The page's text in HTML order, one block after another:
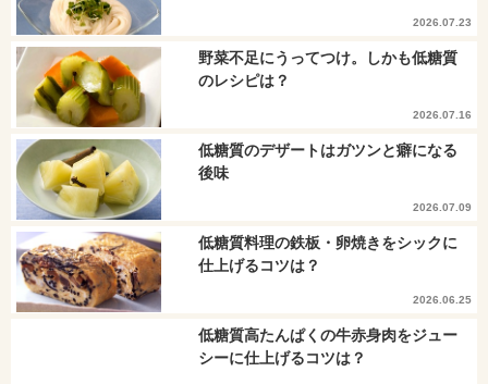
2026.07.23
野菜不足にうってつけ。しかも低糖質
のレシピは？
2026.07.16
低糖質のデザートはガツンと癖になる
後味
2026.07.09
低糖質料理の鉄板・卵焼きをシックに
仕上げるコツは？
2026.06.25
低糖質高たんぱくの牛赤身肉をジュー
シーに仕上げるコツは？